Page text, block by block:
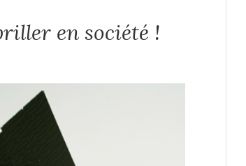
en société !